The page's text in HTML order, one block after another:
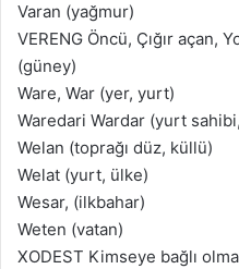
Varan (yağmur)
VERENG Öncü, Çığır açan,
(güney)
Ware, War (yer, yurt)
Waredari Wardar (yurt
Welan (toprağı düz, küllü)
Welat (yurt, ülke)
Wesar, (ilkbahar)
Weten (vatan)
XODEST Kimseye bağlı